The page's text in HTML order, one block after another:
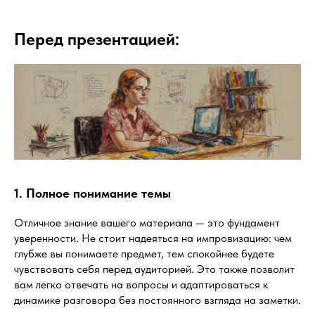
Перед презентацией:
1. Полное понимание темы
Отличное знание вашего материала — это фундамент
уверенности. Не стоит надеяться на импровизацию: чем
глубже вы понимаете предмет, тем спокойнее будете
чувствовать себя перед аудиторией. Это также позволит
вам легко отвечать на вопросы и адаптироваться к
динамике разговора без постоянного взгляда на заметки.